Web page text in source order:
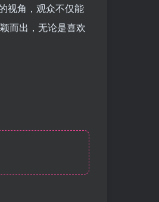
视角，观众不仅能
而出，无论是喜欢